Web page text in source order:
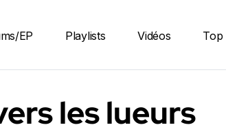
EP Playlists Vidéos Top
les lueurs